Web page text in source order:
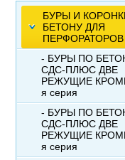
БУРЫ И
БЕТОНУ ДЛЯ
ПЕРФОРАТОРОВ
- БУРЫ ПО
СДС-ПЛЮС ДВЕ
РЕЖУЩИЕ
я серия
- БУРЫ ПО
СДС-ПЛЮС ДВЕ
РЕЖУЩИЕ
я серия